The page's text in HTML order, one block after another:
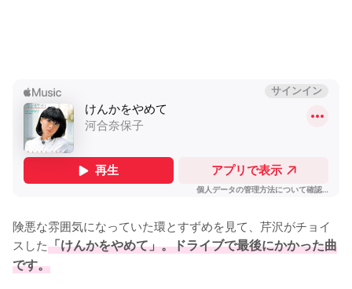
険悪な雰囲気になっていた環とすずめを見て、芹沢がチョイ
スした「けんかをやめて」。ドライブで最後にかかった曲
です。